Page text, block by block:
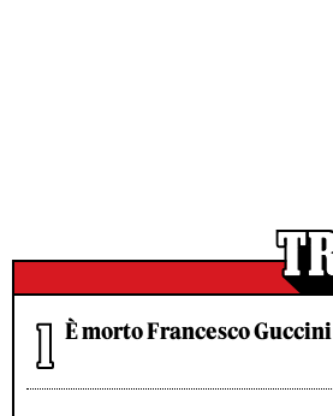
È morto Francesco Guccini